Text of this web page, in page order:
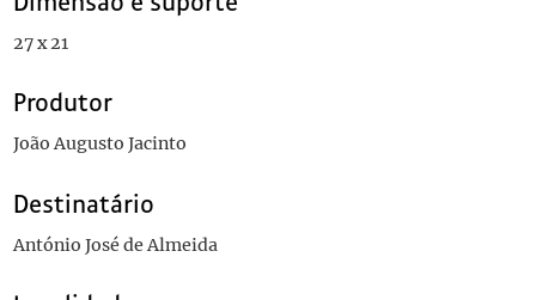
27 x 21
Produtor
João Augusto Jacinto
Destinatário
António José de Almeida